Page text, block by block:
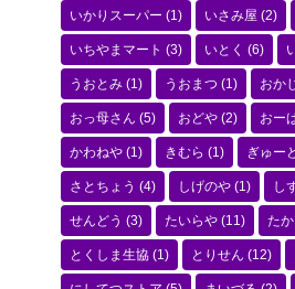
いかりスーパー (1) いさみ屋 (2)
いちやまマート (3) いとく (6)
うおとみ (1) うおまつ (1) おか
おっ母さん (5) おどや (2) おー
かわねや (1) きむら (1) ぎゅー
さとちょう (4) しげのや (1) し
せんどう (3) たいらや (11) た
とくしま生協 (1) とりせん (12)